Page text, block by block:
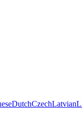
DutchCzechLatvian